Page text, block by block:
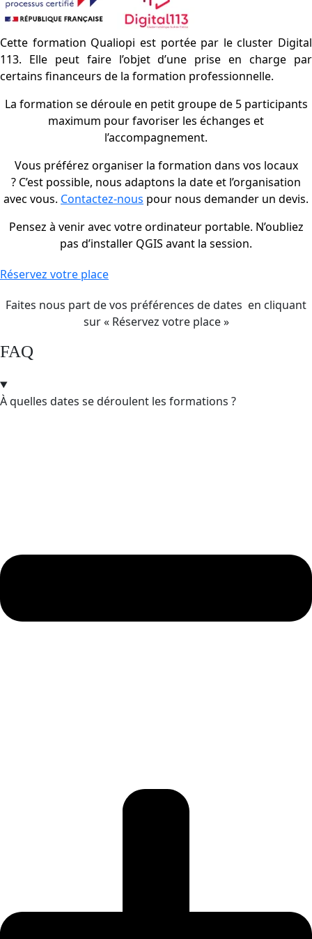
Cette formation Qualiopi est portée par le cluster Digital
113. Elle peut faire l’objet d’une prise en charge par
certains financeurs de la formation professionnelle.
La formation se déroule en petit groupe de 5 participants
maximum pour favoriser les échanges et
l’accompagnement.
Vous préférez organiser la formation dans vos locaux
? C’est possible, nous adaptons la date et l’organisation
avec vous. Contactez-nous pour nous demander un devis.
Pensez à venir avec votre ordinateur portable. N’oubliez
pas d’installer QGIS avant la session.
Réservez votre place
Faites nous part de vos préférences de dates en cliquant
sur « Réservez votre place »
FAQ
À quelles dates se déroulent les formations ?